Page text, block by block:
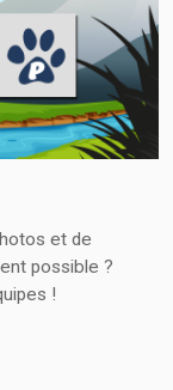
et de
possible ?
!